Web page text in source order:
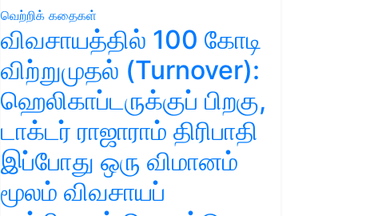
வெற்றிக் கதைகள்
விவசாயத்தில் 100 கோடி
விற்றுமுதல் (Turnover):
ஹெலிகாப்டருக்குப் பிறகு,
டாக்டர் ராஜாராம் திரிபாதி
இப்போது ஒரு விமானம்
மூலம் விவசாயப்